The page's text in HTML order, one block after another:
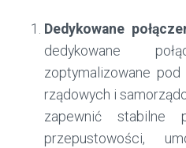
Dedykowane
dedykowane
zoptymalizowane
rządowych i
zapewnić stabilne
przepustowości,